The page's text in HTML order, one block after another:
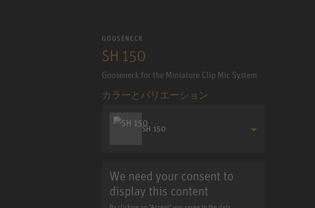
GOOSENECK
SH 150
Gooseneck for the Miniature Clip Mic System
カラーとバリエーション
SH 150
We need your consent to
display this content